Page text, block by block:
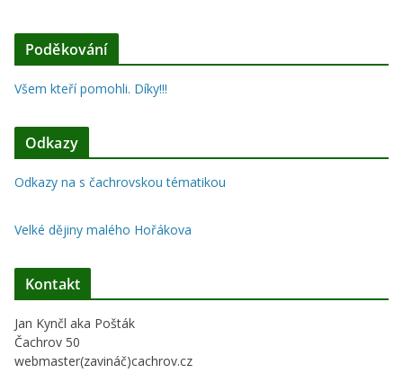
Poděkování
Všem kteří pomohli. Díky!!!
Odkazy
Odkazy na s čachrovskou tématikou
Velké dějiny malého Hořákova
Kontakt
Jan Kynčl aka Pošták
Čachrov 50
webmaster(zavináč)cachrov.cz